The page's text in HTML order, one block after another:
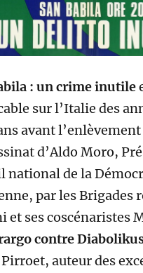
: un crime inutile
sur l’Italie des
avant
d’Aldo Moro,
national de la
par les Brigades
et ses coscénaristes
contre
Pirroet, auteur des